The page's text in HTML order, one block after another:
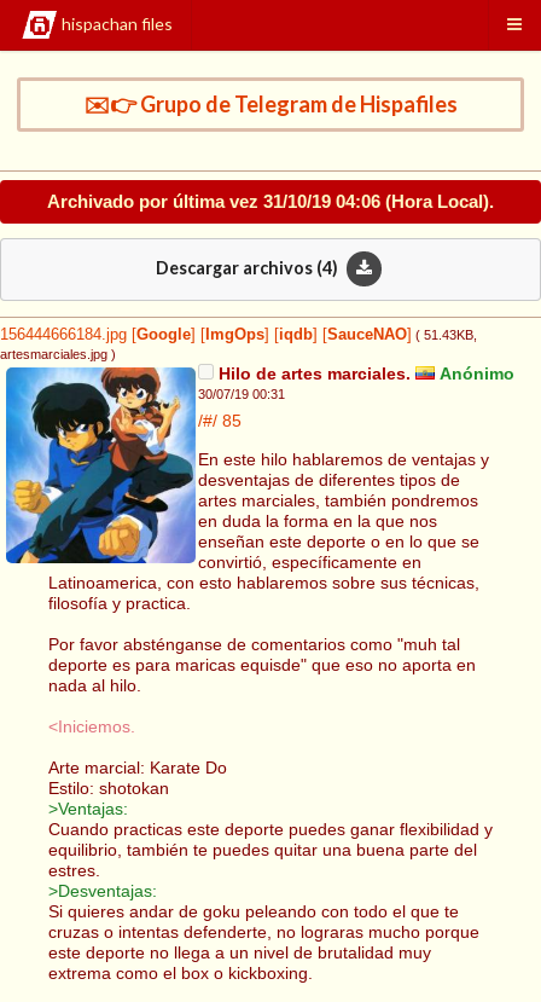
hispachan files
✉️👉 Grupo de Telegram de Hispafiles
Archivado por última vez 31/10/19 04:06 (Hora Local).
Descargar archivos (4)
156444666184.jpg Google ImgOps iqdb SauceNAO ( 51.43KB
artesmarciales.jpg )
Hilo de artes marciales. Anónimo
30/07/19 00:31
/#/ 85
En este hilo hablaremos de ventajas y
desventajas de diferentes tipos de
artes marciales, también pondremos
en duda la forma en la que nos
enseñan este deporte o en lo que se
convirtió, específicamente en
Latinoamerica, con esto hablaremos sobre sus técnicas,
filosofía y practica.
Por favor absténganse de comentarios como "muh tal
deporte es para maricas equisde" que eso no aporta en
nada al hilo.
<Iniciemos.
Arte marcial: Karate Do
Estilo: shotokan
>Ventajas:
Cuando practicas este deporte puedes ganar flexibilidad y
equilibrio, también te puedes quitar una buena parte del
estres.
>Desventajas:
Si quieres andar de goku peleando con todo el que te
cruzas o intentas defenderte, no lograras mucho porque
este deporte no llega a un nivel de brutalidad muy
extrema como el box o kickboxing.